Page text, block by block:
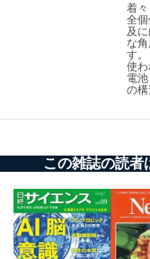
着
全
及
な
す
使
電
の構
この雑誌の読者